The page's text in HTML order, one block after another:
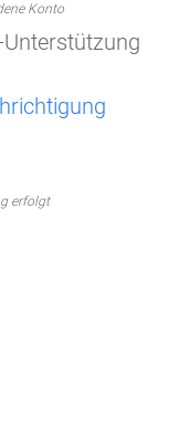
Konto
erfolgt